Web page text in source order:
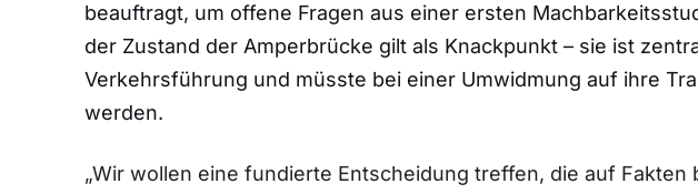
beauftragt, um offene Fragen aus einer ersten
der Zustand der Amperbrücke gilt als Knackpunkt – sie ist
Verkehrsführung und müsste bei einer Umwidmung auf ihre
werden.
„Wir wollen eine fundierte Entscheidung treffen, die auf Fakten